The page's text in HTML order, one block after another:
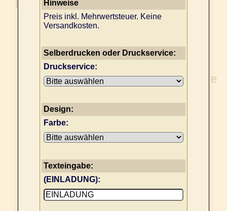
Hinweise
Preis inkl. Mehrwertsteuer. Keine
Versandkosten.
Selberdrucken oder Druckservice:
Druckservice:
Design:
Farbe:
Texteingabe:
(EINLADUNG):